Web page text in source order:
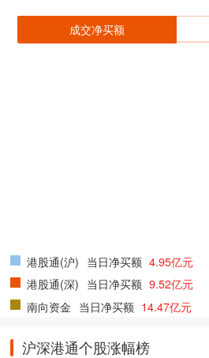
成交净买额
港股通(沪) 当日净买额 4.95亿元
港股通(深) 当日净买额 9.52亿元
南向资金 当日净买额 14.47亿元
沪深港通个股涨幅榜